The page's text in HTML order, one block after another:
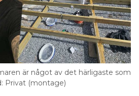
är något av det härligaste som
Privat (montage)